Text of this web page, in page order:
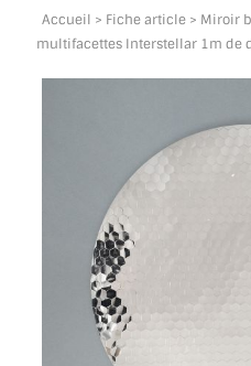
NOUS CONTACTER
SUIVI DE DEVIS
SUIVI DE COMMANDE
TOUS LES TARIFS AU M2
GUIDE : CHOIX PAR
INSPIRATIONS ET
Accueil > Fiche article > Miroir
multifacettes Interstellar 1m de